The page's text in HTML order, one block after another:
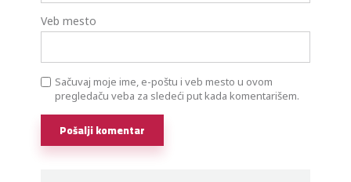
Veb mesto
Sačuvaj moje ime, e-poštu i veb mesto u ovom
pregledaču veba za sledeći put kada komentarišem.